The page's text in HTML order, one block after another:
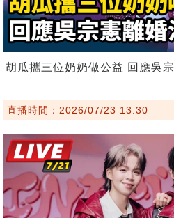
胡瓜攜三位奶奶做公益 回應吳
直播時間：2026/07/23 13:30